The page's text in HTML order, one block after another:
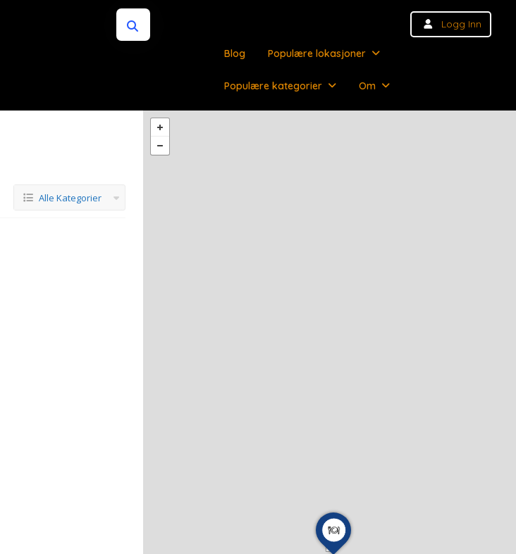
Logg Inn
Blog Populære lokasjoner
Populære kategorier Om
Alle Kategorier